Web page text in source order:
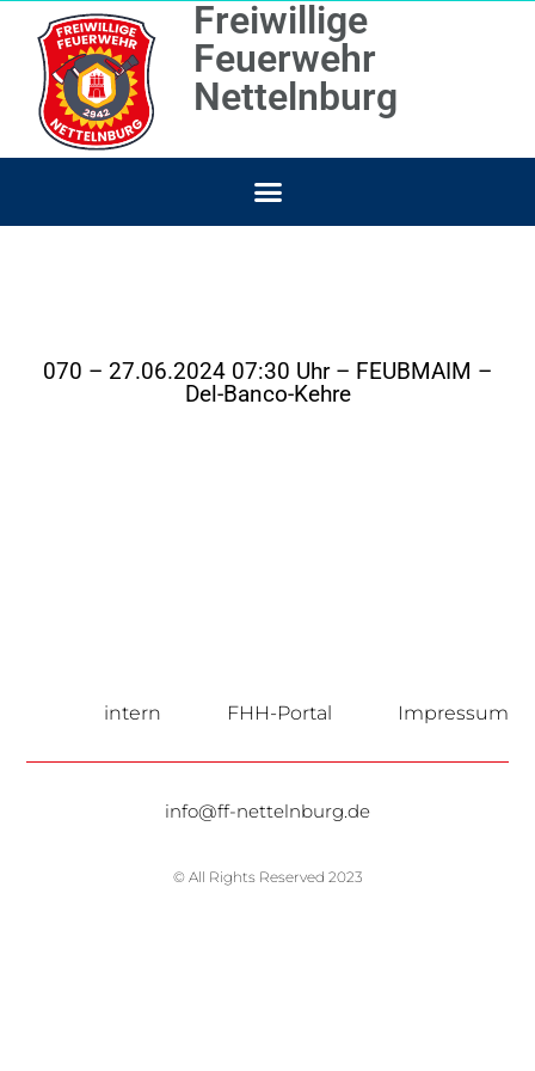
Freiwillige
Feuerwehr
Nettelnburg
070 – 27.06.2024 07:30 Uhr – FEUBMAIM –
Del-Banco-Kehre
intern FHH-Portal Impressum
info@ff-nettelnburg.de
© All Rights Reserved 2023